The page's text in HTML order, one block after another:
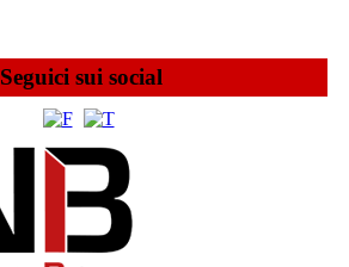
Seguici sui social